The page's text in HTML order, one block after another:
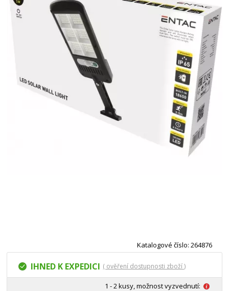
Katalogové číslo: 264876
IHNED K EXPEDICI ( ověření dostupnosti zboží )
1 - 2 kusy, možnost vyzvednutí: